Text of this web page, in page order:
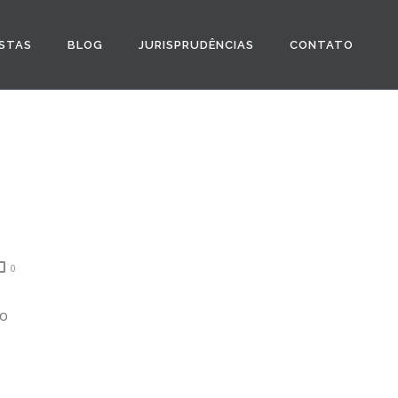
BLOG JURISPRUDÊNCIAS CONTATO
0